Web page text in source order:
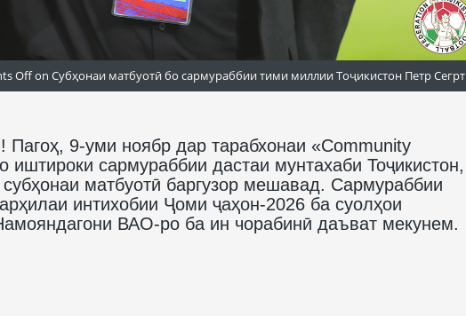
Offon Субҳонаи матбуотӣ бо сармураббии тими миллии Тоҷикистон Петр Сегрт
9-уми ноябр дар тарабхонаи «Community
иштироки сармураббии дастаи мунтахаби Тоҷикистон,
матбуотӣ баргузор мешавад. Сармураббии
интихобии Ҷоми ҷаҳон-2026 ба суолҳои
ВАО-ро ба ин чорабинӣ даъват мекунем.